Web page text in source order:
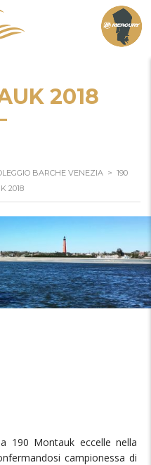
2018
BARCHE VENEZIA > 190
2018
190 Montauk eccelle nella
campionessa di